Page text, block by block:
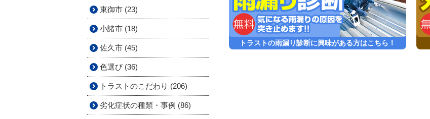
トラストの雨漏り診断に興味がある方はこちら！
東御市 (23)
小諸市 (18)
佐久市 (45)
色選び (36)
トラストのこだわり (206)
劣化症状の種類・事例 (86)